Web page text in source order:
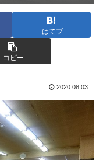
はてブ
コピー
2020.08.03